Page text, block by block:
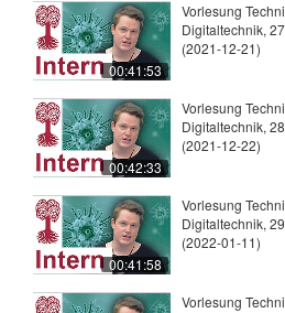
00:41:53
Vorlesung
Digitaltechnik,
(2021-12-21)
00:42:33
Vorlesung
Digitaltechnik,
(2021-12-22)
00:41:58
Vorlesung
Digitaltechnik,
(2022-01-11)
Vorlesung